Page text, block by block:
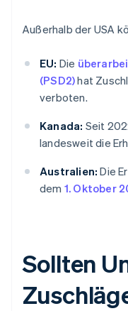
Außerhalb der USA
EU: Die
(PSD2)hat
verboten.
Kanada: Seit
landesweit die
Australien: Die
dem 1. Oktober
Sollten